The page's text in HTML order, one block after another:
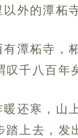
外的潭柘寺
潭柘寺，
千八百年
还寒，山
上去，发